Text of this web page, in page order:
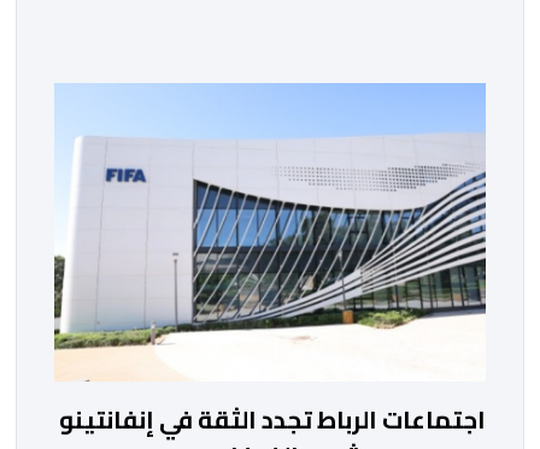
نهضة بركان على موعد في هذا الدور مع الفائز من المباراة
الغامبي، حيث يطمح الفريق […]
اجتماعات الرباط تجدد الثقة في إنفانتينو